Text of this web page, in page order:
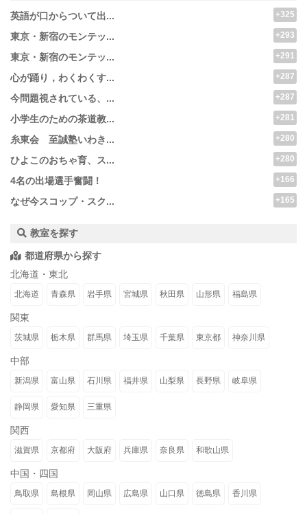
英語が口からついて出... +325
東京・新宿のモンテッ... +293
東京・新宿のモンテッ... +291
心が踊り，わくわくす... +287
今問題視されている、... +287
小学生のための茶道教... +281
糸東会 至誠塾いわき... +280
ひよこのおちゃ育、ス... +280
4名の出場選手奮闘！ +166
なぜ今スコップ・スク... +165
教室を探す
都道府県から探す
北海道・東北
北海道 青森県 岩手県 宮城県 秋田県 山形県 福島県
関東
茨城県 栃木県 群馬県 埼玉県 千葉県 東京都 神奈川県
中部
新潟県 富山県 石川県 福井県 山梨県 長野県 岐阜県
静岡県 愛知県 三重県
関西
滋賀県 京都府 大阪府 兵庫県 奈良県 和歌山県
中国・四国
鳥取県 島根県 岡山県 広島県 山口県 徳島県 香川県